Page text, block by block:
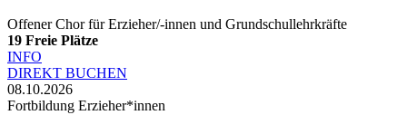
Offener Chor für Erzieher/-innen und Grundschullehrkräfte
19 Freie Plätze
INFO
DIREKT BUCHEN
08.10.2026
Fortbildung Erzieher*innen